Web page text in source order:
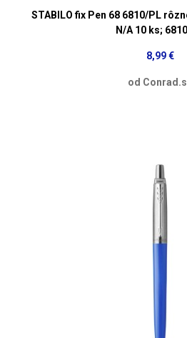
STABILO fix Pen 68 6810/PL
N/A 10 ks;
8,99 €
od